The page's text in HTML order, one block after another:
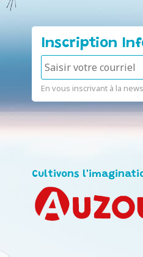
Inscription
En vous inscrivant à la
Cultivons